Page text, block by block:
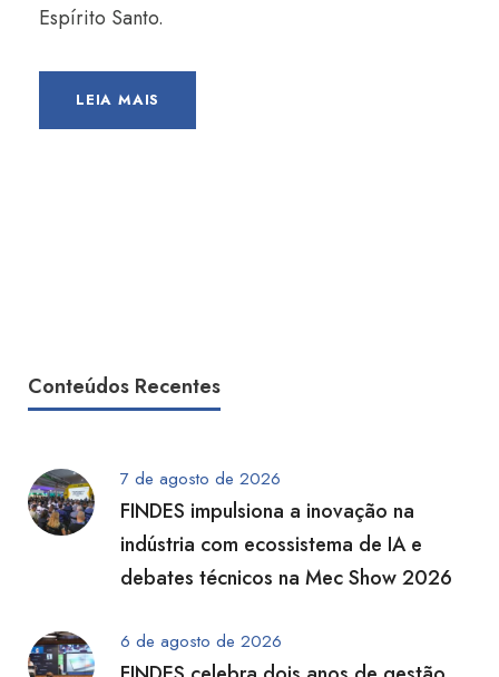
Espírito Santo.
LEIA MAIS
Conteúdos Recentes
7 de agosto de 2026
FINDES impulsiona a inovação na
indústria com ecossistema de IA e
debates técnicos na Mec Show 2026
6 de agosto de 2026